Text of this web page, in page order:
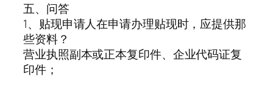
五、问答
1、贴现申请人在申请办理贴现时，应提供那
些资料？
营业执照副本或正本复印件、企业代码证复
印件；